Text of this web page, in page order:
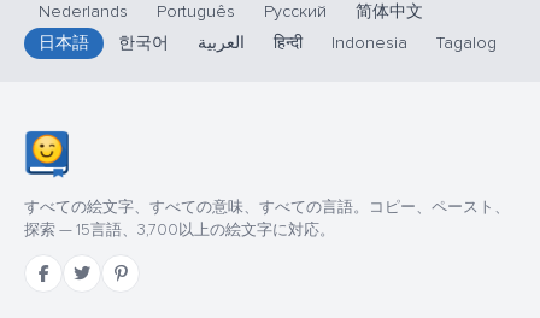
Nederlands
Português Русский
简体中文
日本語
한국어 العربية हिन्दी Indonesia Tagalog
すべての絵文字、すべての意味、すべての言語。コピー、ペースト、
探索 — 15言語、3,700以上の絵文字に対応。